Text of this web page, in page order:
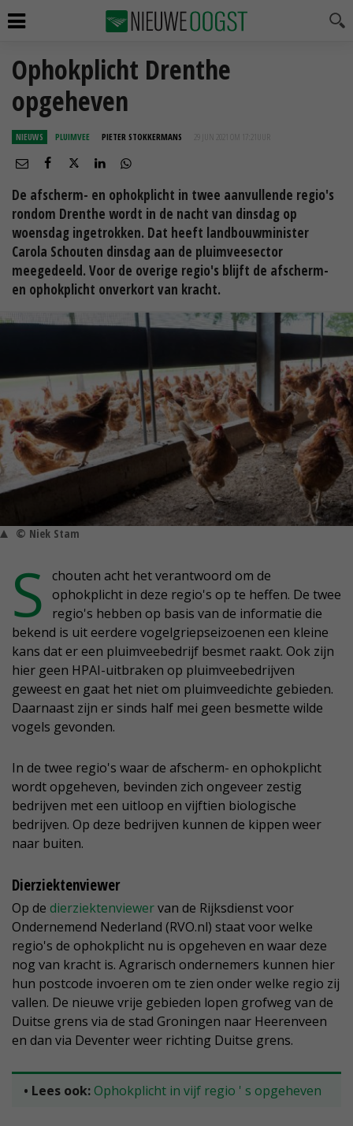
Ophokplicht Drenthe
opgeheven
NIEUWS PLUIMVEE PIETER STOKKERMANS 29 JUN 2021 OM 17:21
De afscherm- en ophokplicht in twee aanvullende regio's
rondom Drenthe wordt in de nacht van dinsdag op
woensdag ingetrokken. Dat heeft landbouwminister
Carola Schouten dinsdag aan de pluimveesector
meegedeeld. Voor de overige regio's blijft de afscherm-
en ophokplicht onverkort van kracht.
© Niek Stam
S chouten acht het verantwoord om de
ophokplicht in deze regio's op te heffen. De twee
regio's hebben op basis van de informatie die
bekend is uit eerdere vogelgriepseizoenen een kleine
kans dat er een pluimveebedrijf besmet raakt. Ook zijn
hier geen HPAI-uitbraken op pluimveebedrijven
geweest en gaat het niet om pluimveedichte gebieden.
Daarnaast zijn er sinds half mei geen besmette wilde
vogels gevonden.
In de twee regio's waar de afscherm- en ophokplicht
wordt opgeheven, bevinden zich ongeveer zestig
bedrijven met een uitloop en vijftien biologische
bedrijven. Op deze bedrijven kunnen de kippen weer
naar buiten.
Dierziektenviewer
Op de dierziektenviewervan de Rijksdienst voor
Ondernemend Nederland (RVO.nl) staat voor welke
regio's de ophokplicht nu is opgeheven en waar deze
nog van kracht is. Agrarisch ondernemers kunnen hier
hun postcode invoeren om te zien onder welke regio zij
vallen. De nieuwe vrije gebieden lopen grofweg van de
Duitse grens via de stad Groningen naar Heerenveen
en dan via Deventer weer richting Duitse grens.
• Lees ook: Ophokplicht in vijf regio ' s opgeheven